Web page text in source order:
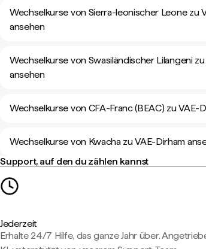
Wechselkurse von Sierra-leonischer Leone zu
ansehen
Wechselkurse von Swasiländischer Lilangeni
ansehen
Wechselkurse von CFA-Franc (BEAC) zu VAE-
Wechselkurse von Kwacha zu VAE-Dirham
Support, auf den du zählen kannst
Jederzeit
Erhalte 24/7 Hilfe, das ganze Jahr über.